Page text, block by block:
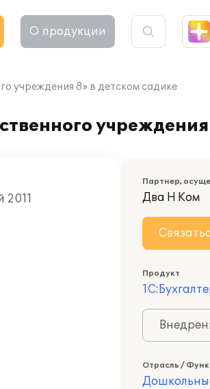
О продукции
учреждения 8» в детском садике
Партнер,
Два Н Ком
Продукт
Отрасль /